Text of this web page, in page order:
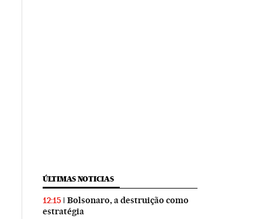
ÚLTIMAS NOTICIAS
12:15
Bolsonaro, a destruição como
estratégia